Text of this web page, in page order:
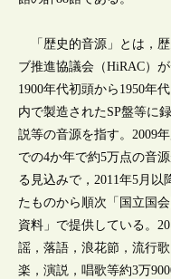
「歴史的音源」とは，
ブ推進協議会（HiRAC）
1900年代初頭から1950年
内で製造されたSP盤等に
説等の音源を指す。2009
での4か年で約5万点の音
る見込みで，2011年5月以
たものから順次「国立国
資料」で提供している。
謡，落語，浪花節，流行
楽，演説，唱歌等約3万